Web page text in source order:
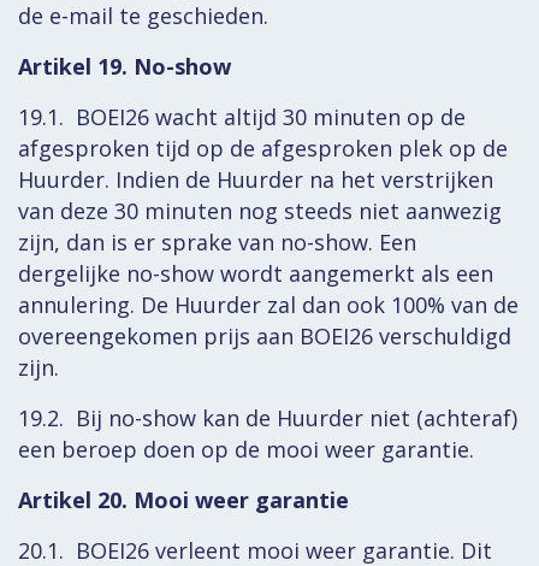
de e-mail te geschieden.
Artikel 19. No-show
19.1. BOEI26 wacht altijd 30 minuten op de
afgesproken tijd op de afgesproken plek op de
Huurder. Indien de Huurder na het verstrijken
van deze 30 minuten nog steeds niet aanwezig
zijn, dan is er sprake van no-show. Een
dergelijke no-show wordt aangemerkt als een
annulering. De Huurder zal dan ook 100% van de
overeengekomen prijs aan BOEI26 verschuldigd
zijn.
19.2. Bij no-show kan de Huurder niet (achteraf)
een beroep doen op de mooi weer garantie.
Artikel 20. Mooi weer garantie
20.1. BOEI26 verleent mooi weer garantie. Dit